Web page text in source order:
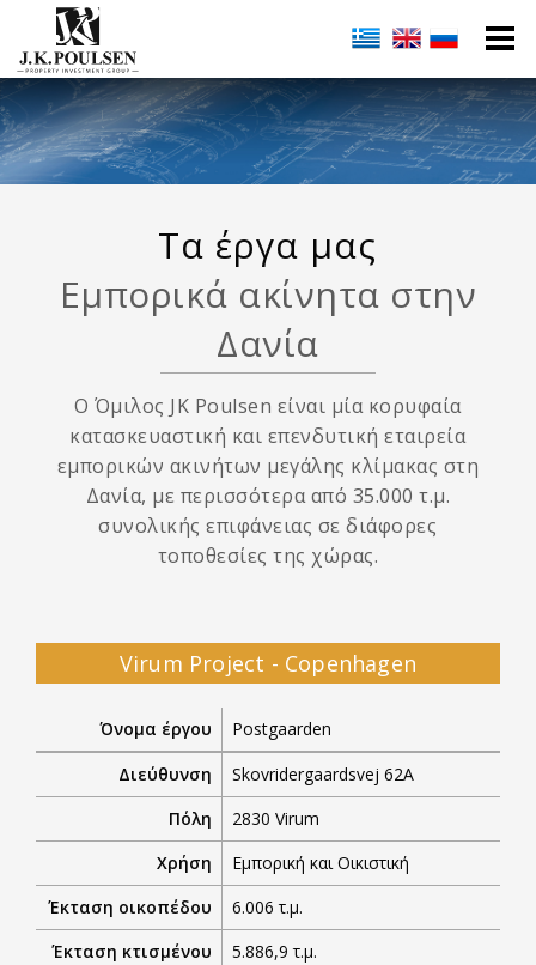
Τα έργα μας
Eμπορικά ακίνητα στην
Δανία
Ο Όμιλος JK Poulsen είναι μία κορυφαία
κατασκευαστική και επενδυτική εταιρεία
εμπορικών ακινήτων μεγάλης κλίμακας στη
Δανία, με περισσότερα από 35.000 τ.μ.
συνολικής επιφάνειας σε διάφορες
τοποθεσίες της χώρας.
Virum Project - Copenhagen
Όνομα έργου
Postgaarden
Διεύθυνση
Skovridergaardsvej 62A
Πόλη
2830 Virum
Χρήση
Εμπορική και Οικιστική
Έκταση οικοπέδου
6.006 τ.μ.
Έκταση κτισμένου
5.886,9 τ.μ.